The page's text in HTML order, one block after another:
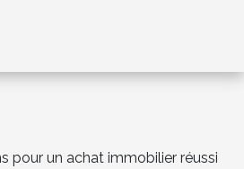
pour un achat immobilier réussi